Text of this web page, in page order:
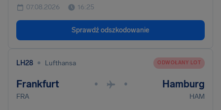
07.08.2026 16:25
Sprawdź odszkodowanie
LH28 • Lufthansa ODWOŁANY LOT
Frankfurt • • Hamburg
FRA HAM